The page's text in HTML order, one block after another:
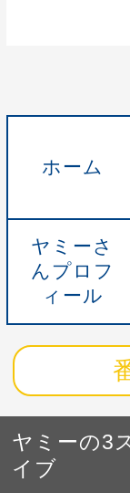
ホーム
ヤミーさ
んプロフ
ィール
ヤミーの3
イブ